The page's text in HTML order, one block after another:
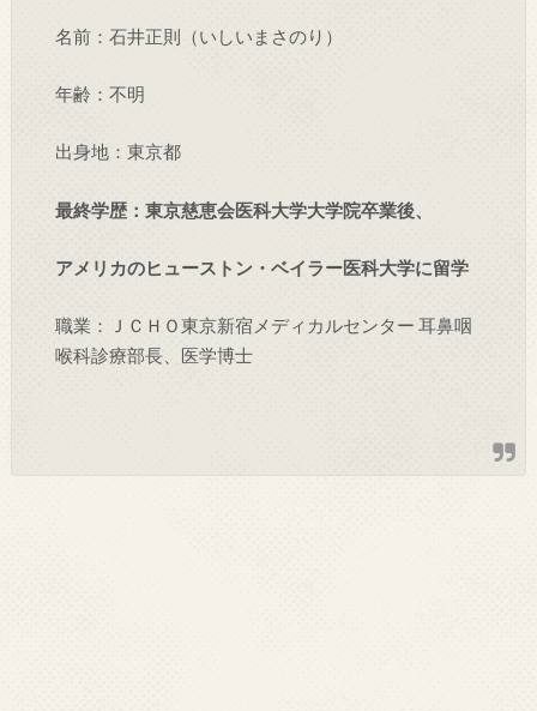
名前：石井正則（いしいまさのり）
年齢：不明
出身地：東京都
最終学歴：東京慈恵会医科大学大学院卒業後、
アメリカのヒューストン・ベイラー医科大学に留学
職業：ＪＣＨＯ東京新宿メディカルセンター 耳鼻咽
喉科診療部長、医学博士